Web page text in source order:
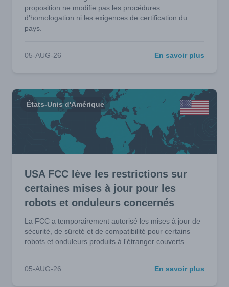
proposition ne modifie pas les procédures
d'homologation ni les exigences de certification du
pays.
05-AUG-26 En savoir plus
États-Unis d'Amérique
USA FCC lève les restrictions sur
certaines mises à jour pour les
robots et onduleurs concernés
La FCC a temporairement autorisé les mises à jour de
sécurité, de sûreté et de compatibilité pour certains
robots et onduleurs produits à l'étranger couverts.
05-AUG-26 En savoir plus